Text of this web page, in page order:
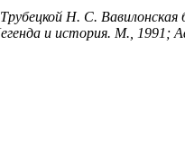
Н. С. Вавилонская
и история. М., 1991;